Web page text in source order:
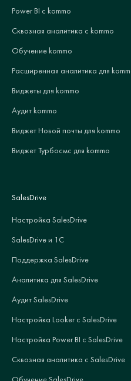
Power BI с kommo
Сквозная аналитика с kommo
Обучение kommo
Расширенная аналитика для
Виджеты для kommo
Аудит kommo
Виджет Новой почты для kommo
Виджет Турбосмс для kommo
SalesDrive
Настройка SalesDrive
SalesDrive и 1С
Поддержка SalesDrive
Аналитика для SalesDrive
Аудит SalesDrive
Настройка Looker с SalesDrive
Настройка Power BI с SalesDrive
Сквозная аналитика с SalesDrive